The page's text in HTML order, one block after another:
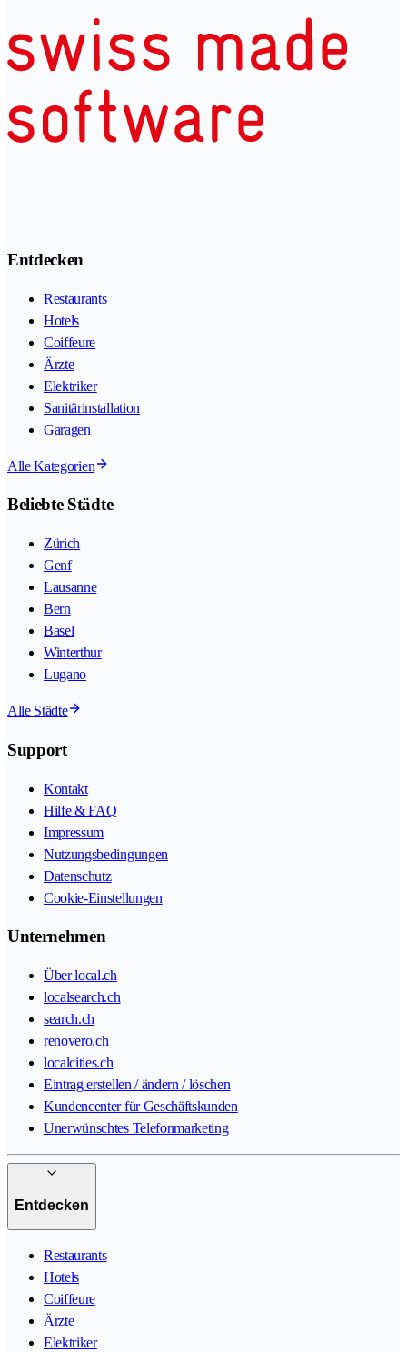
Entdecken
Restaurants
Hotels
Coiffeure
Ärzte
Elektriker
Sanitärinstallation
Garagen
Alle Kategorien
Beliebte Städte
Zürich
Genf
Lausanne
Bern
Basel
Winterthur
Lugano
Alle Städte
Support
Kontakt
Hilfe & FAQ
Impressum
Nutzungsbedingungen
Datenschutz
Cookie-Einstellungen
Unternehmen
Über local.ch
localsearch.ch
search.ch
renovero.ch
localcities.ch
Eintrag erstellen / ändern / löschen
Kundencenter für Geschäftskunden
Unerwünschtes Telefonmarketing
Entdecken
Restaurants
Hotels
Coiffeure
Ärzte
Elektriker